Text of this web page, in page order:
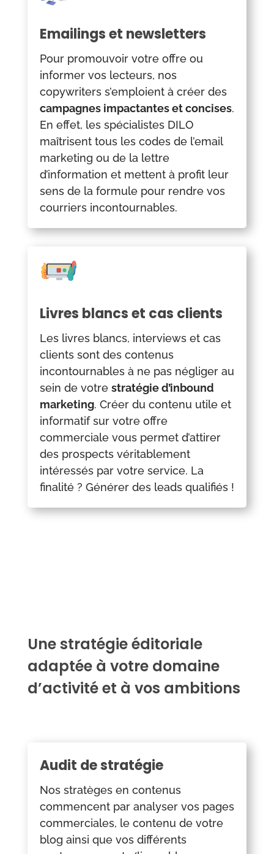
Emailings et newsletters
Pour promouvoir votre offre ou
informer vos lecteurs, nos
copywriters s’emploient à créer des
campagnes impactantes et concises.
En effet, les spécialistes DILO
maîtrisent tous les codes de l’email
marketing ou de la lettre
d’information et mettent à profit leur
sens de la formule pour rendre vos
courriers incontournables.
Livres blancs et cas clients
Les livres blancs, interviews et cas
clients sont des contenus
incontournables à ne pas négliger au
sein de votre stratégie d’inbound
marketing. Créer du contenu utile et
informatif sur votre offre
commerciale vous permet d’attirer
des prospects véritablement
intéressés par votre service. La
finalité ? Générer des leads qualifiés !
Une stratégie éditoriale
adaptée à votre domaine
d’activité et à vos ambitions
Audit de stratégie
Nos stratèges en contenus
commencent par analyser vos pages
commerciales, le contenu de votre
blog ainsi que vos différents